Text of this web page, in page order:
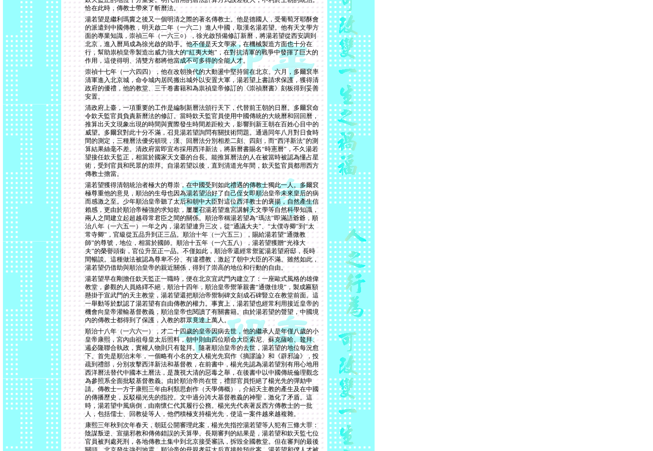
恰在此時，傳教士帶來了斬曆法。
湯若望是繼利瑪竇之後又一個明清之際的著名傳教士。他是德國人，受葡萄牙耶酥會
的派遣到中國傳教，明天啟二年（一六二）進人中國，取漢名湯若望。他有天文學方
面的專業知識，崇禎三年（一六三○），徐光啟預備修訂新曆，將湯若望從西安調到
北京，進入曆局成為徐光啟的助手。他不僅是天文學家，在機械製造方面也十分在
行，幫助祟楨皇帝製造出威力強大的“紅夷大炮”，在對抗清軍的戰爭中發揮了巨大的
作用，這使得明、清雙方都將他當成不可多得的全能人才。
崇禎十七年（一六四四），他在改朝換代的大動盪中堅持留在北京。六月，多爾袞率
清軍進入北京城，命令城內居民搬出城外以安置大軍，湯若望上書請求保護，獲得清
政府的優禮，他的教堂、三千卷書籍和為祟禎皇帝修訂的《崇禎曆書》刻板得到妥善
安置。
清政府上臺，一項重要的工作是編制新曆法頒行天下，代替前王朝的日曆。多爾袞命
令欽天監官員負責新曆法的修訂。當時欽天監官員使用中國傳統的大統曆和回回曆，
推算出天文現象出現的時間與實際發生時間差距較大，影響到新王朝在百姓心目中的
威望。多爾袞對此十分不滿，召見湯若望詢問有關技術問題。通過同年八月對日食時
間的測定，三種曆法優劣頓現，漢、回曆法分別相差二刻、四刻，而“西洋新法”的測
算結果絲毫不差。清政府當即宜布採用西洋新法，將新曆書賜名“時憲曆”，不久湯若
望接任欽天監正，相當於國家天文臺的台長。能推算曆法的人在被當時被認為懂占星
術，受到官員和民眾的崇拜。自湯若望以後，直到清道光年間，欽天監官員都用西方
傳教士擔當。
湯若望獲得清朝統治者極大的尊崇，在中國受到如此禮遇的傳教士獨此一人。多爾袞
極尊重他的意見，順治的生母也因為湯若望治好了自己侄女即順治皇帝未來皇后的病
而感激之至。少年順治皇帝聽了太后和朝中大臣對這位西洋教士的褒揚，自然產生信
賴感，更由於順治帝極強的求知欲，屢屢召湯若望進宮講解天文學等自然科學知識，
兩人之間建立起超越尋常君臣之間的關係。順治帝稱湯若望為“瑪法”即滿語爺爺，順
治八年（一六五一）一年之內，湯若望連升三次，從“通議大夫”、“太僕寺卿”到“太
常寺卿”，官級從五品升到正三品。順治十年（一六五三），賜給湯若望“通微教
師”的尊號，地位，相當於國師。順治十五年（一六五八），湯若望獲贈“光祿大
夫”的榮譽頭銜，官位升至正一品。不僅如此，順治帝還經常禦駕湯若望府邸，長時
間暢談。這種做法被認為尊卑不分、有違禮教，激起了朝中大臣的不滿。雖然如此，
湯若望仍借助與順治皇帝的親近關係，得到了崇高的地位和行動的自由。
湯若望早在剛擔任欽天監正一職時，便在北京宜武門內建立了：一座歐式風格的雄偉
教堂，參觀的人員絡繹不絕，順治十四年，順治皇帝禦筆親書“通微佳境”，製成匾額
懸掛于宣武門的天主教堂，湯若望還把順治帝禦制碑文刻成石碑豎立在教堂前面。這
一舉動等於默認了湯若望有自由傳教的權力。事實上，湯若望也經常利用接近皇帝的
機會向皇帝灌輸基督教義，順治皇帝也閱讀了有關書籍。由於湯若望的聲望，中國境
內的傳教士都得到了保護，入教的群眾竟達上萬人。
順治十八年（一六六一），才二十四歲的皇帝因病去世，他的繼承人是年僅八歲的小
皇帝康熙，宮內由祖母皇太后照料，朝中則由四位順命大臣索尼、蘇克薩哈、鼇拜、
遏必隆聯合執政，實權人物則只有鼇拜。隨著順治皇帝的去世，湯若望的地位每況愈
下。首先是順治末年，一個略有小名的文人楊光先寫作《摘謬論》和《辟邪論》，投
疏到禮部，分別攻擊西洋新法和基督教，在前書中，楊光先認為湯若望別有用心地用
西洋曆法替代中國本土曆法，是蔑視大清的惡毒之舉，在後書中以中國傳統倫理觀念
為參照系全面批駁基督教義。由於順治帝尚在世，禮部官員拒絕了楊光先的彈劾申
請。傳教士一方于康熙三年由利類思創作（天學傳概），介紹天主教的產生及在中國
的傳播歷史，反駁楊光先的指控。文中過分誇大基督教義的神聖，激化了矛盾。這
時，湯若望中風病倒，由南懷仁代其履行公務。楊光先代表著反西方傳教士的一批
人，包括儒士、回教徒等人，他們積極支持楊光先，使這一案件越來越複雜。
康熙三年秋到次年春天，朝廷公開審理此案，楊光先指控湯若望等人犯有三條大罪：
陰謀叛逆、宣揚邪教和傳佈錯誤的天算學。長期審判的結果是，湯若望和欽天監七位
官員被判處死刑，各地傳教土集中到北京接受審訊，拆毀全國教堂。但在審判的最後